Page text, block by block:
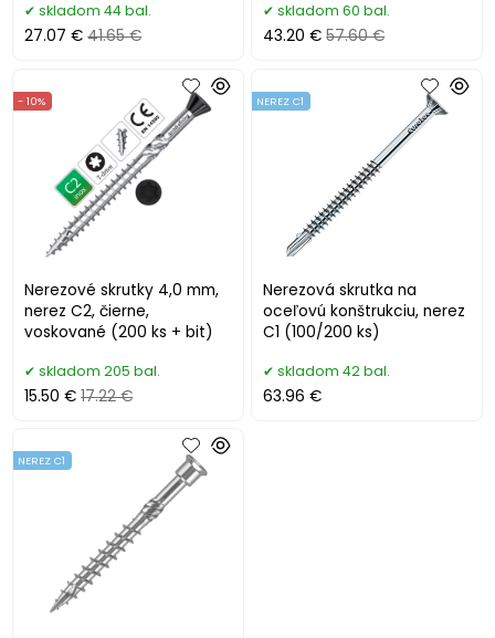
skladom 44 bal.
27.07 € 41.65 €
skladom 60 bal.
43.20 € 57.60 €
Nerezové skrutky 4,0 mm,
nerez C2, čierne,
voskované (200 ks + bit)
- 10%
skladom 205 bal.
15.50 € 17.22 €
Nerezová skrutka na
oceľovú konštrukciu, nerez
C1 (100/200 ks)
NEREZ C1
skladom 42 bal.
63.96 €
NEREZ C1